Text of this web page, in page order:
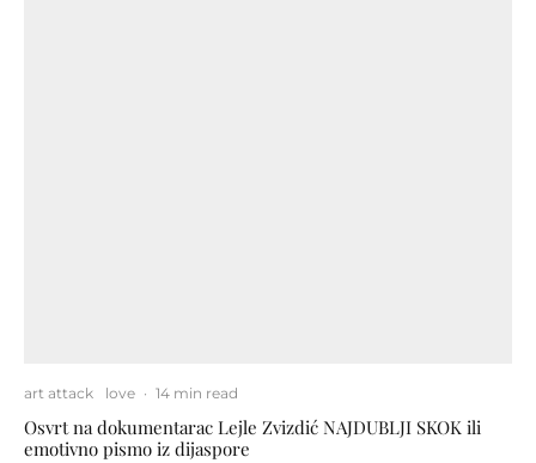
art attack love · 14 min read
Osvrt na dokumentarac Lejle Zvizdić NAJDUBLJI SKOK ili
emotivno pismo iz dijaspore